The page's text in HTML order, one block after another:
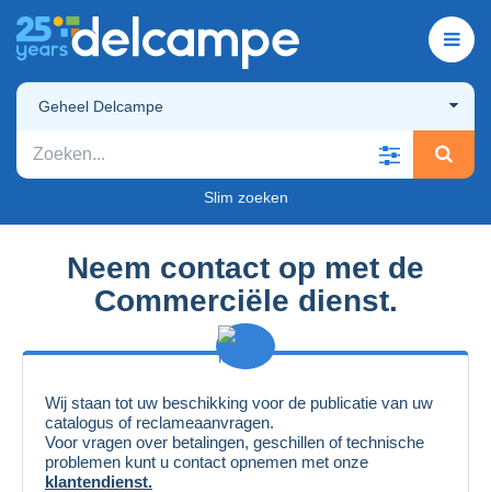
Geheel Delcampe
Slim zoeken
Neem contact op met de
Commerciële dienst.
Wij staan tot uw beschikking voor de publicatie van uw
catalogus of reclameaanvragen.
Voor vragen over betalingen, geschillen of technische
problemen kunt u contact opnemen met onze
klantendienst.